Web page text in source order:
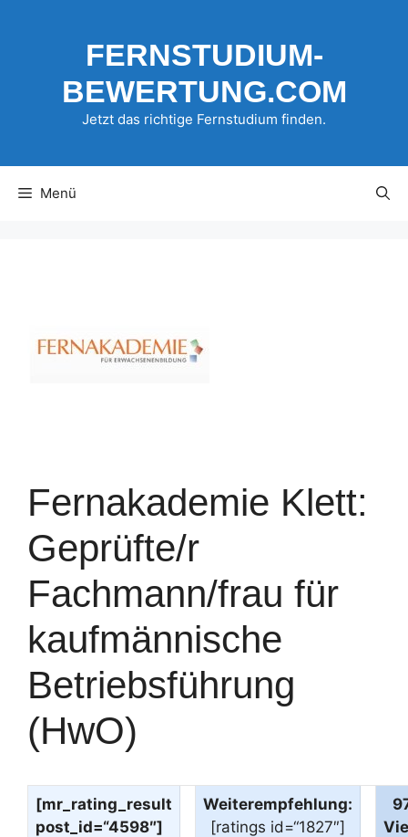
FERNSTUDIUM-
BEWERTUNG.COM
Jetzt das richtige Fernstudium finden.
Menü
Fernakademie Klett:
Geprüfte/r
Fachmann/frau für
kaufmännische
Betriebsführung
(HwO)
[mr_rating_result
post_id=“4598″]
Weiterempfehlung:
[ratings id=“1827″]